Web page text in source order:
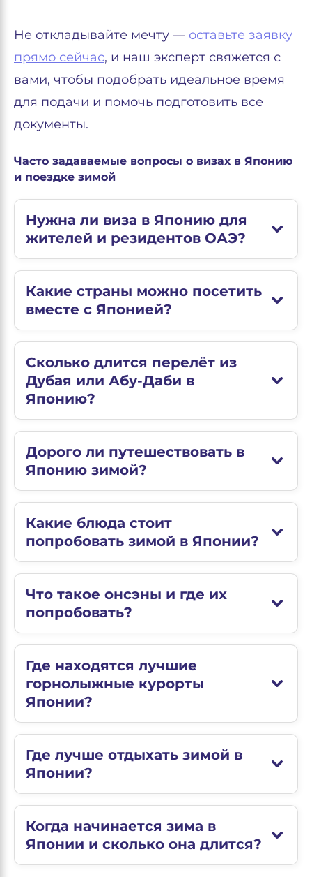
Не откладывайте мечту — оставьте заявку
прямо сейчас, и наш эксперт свяжется с
вами, чтобы подобрать идеальное время
для подачи и помочь подготовить все
документы.
Часто задаваемые вопросы о визах в Японию
и поездке зимой
Нужна ли виза в Японию для
жителей и резидентов ОАЭ?
Какие страны можно посетить
вместе с Японией?
Сколько длится перелёт из
Дубая или Абу-Даби в
Японию?
Дорого ли путешествовать в
Японию зимой?
Какие блюда стоит
попробовать зимой в Японии?
Что такое онсэны и где их
попробовать?
Где находятся лучшие
горнолыжные курорты
Японии?
Где лучше отдыхать зимой в
Японии?
Когда начинается зима в
Японии и сколько она длится?